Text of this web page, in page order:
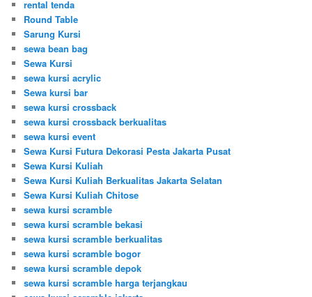
rental tenda
Round Table
Sarung Kursi
sewa bean bag
Sewa Kursi
sewa kursi acrylic
Sewa kursi bar
sewa kursi crossback
sewa kursi crossback berkualitas
sewa kursi event
Sewa Kursi Futura Dekorasi Pesta Jakarta Pusat
Sewa Kursi Kuliah
Sewa Kursi Kuliah Berkualitas Jakarta Selatan
Sewa Kursi Kuliah Chitose
sewa kursi scramble
sewa kursi scramble bekasi
sewa kursi scramble berkualitas
sewa kursi scramble bogor
sewa kursi scramble depok
sewa kursi scramble harga terjangkau